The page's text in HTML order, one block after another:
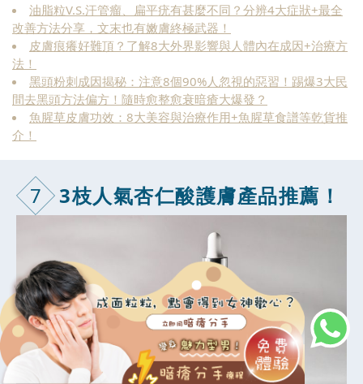
油脂粒V.S.汗管瘤、扁平疣有甚麼不同？分辨4大症狀+最全
改善方法分享，文末也有嫩膚終極武器！
皮膚痕癢好難頂？了解8大外界影響與人體內在成因+治療方
法！
黑頭粉刺成因揭秘：注意8個90%人忽視的惡習！踢爆3大民
間去黑頭方法偏方！隨時愈整愈衰暗瘡大爆發？
魚腥草皮膚功效：8大美容與治療作用+魚腥草食譜等乾貨推
介！
7 3枝人氣杏仁酸護膚產品推薦！